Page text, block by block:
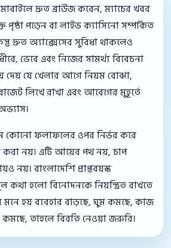
দ্রুত ব্রাউজ করেন, ম্যাচের খবর
পড়েন বা লাইভ ক্যাসিনো সম্পর্কিত
দ্রুত অ্যাক্সেসের সুবিধা থাকলেও
ভেবে এবং নিজের সামর্থ্য বিবেচনা
দেয় যে খেলার আগে নিয়ম বোঝা,
লিখে রাখা এবং আবেগের মুহূর্তে
কোনো ফলাফলের ওপর নির্ভর করে
করা নয়। এটি আয়ের পথ নয়, চাপ
নয়। বাংলাদেশি প্রাপ্তবয়স্ক
কথা হলো বিনোদনকে নিয়ন্ত্রিত রাখতে
হয় ব্যবহার বাড়ছে, ঘুম কমছে, কাজ
তাহলে বিরতি নেওয়া জরুরি।